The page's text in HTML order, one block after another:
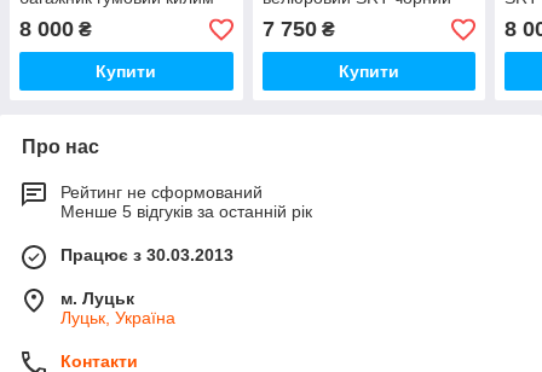
Новий Оригінал
8 000 ₴
Купити
килим Новий Оригінал
7 750₴
Купити
8
Про нас
Рейтинг не сформований
Менше 5 відгуків за останній рік
Працює з 30.03.2013
м. Луцьк
Луцьк, Україна
Контакти